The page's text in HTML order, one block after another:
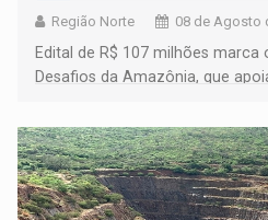
Região Norte 08 de Agosto
Edital de R$ 107 milhões
Desafios da Amazônia, que
submissão de pré-propostas
setembro